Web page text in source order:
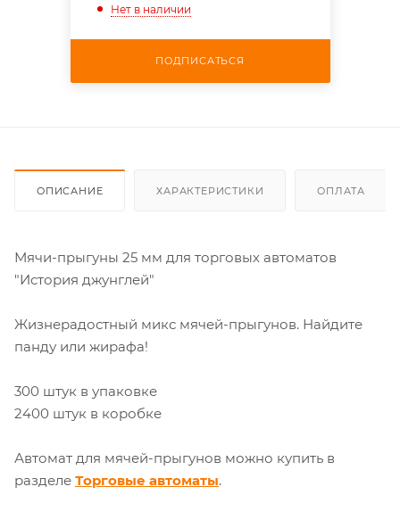
Нет в наличии
ПОДПИСАТЬСЯ
ОПИСАНИЕ ХАРАКТЕРИСТИКИ ОПЛАТА
Мячи-прыгуны 25 мм для торговых автоматов
"История джунглей"
Жизнерадостный микс мячей-прыгунов. Найдите
панду или жирафа!
300 штук в упаковке
2400 штук в коробке
Автомат для мячей-прыгунов можно купить в
разделе Торговые автоматы.